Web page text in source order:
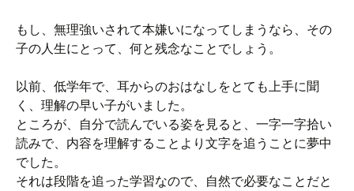
もし、無理強いされて本嫌いになってしまうなら、その
子の人生にとって、何と残念なことでしょう。
以前、低学年で、耳からのおはなしをとても上手に聞
く、理解の早い子がいました。
ところが、自分で読んでいる姿を見ると、一字一字拾い
読みで、内容を理解することより文字を追うことに夢中
でした。
それは段階を追った学習なので、自然で必要なことだと